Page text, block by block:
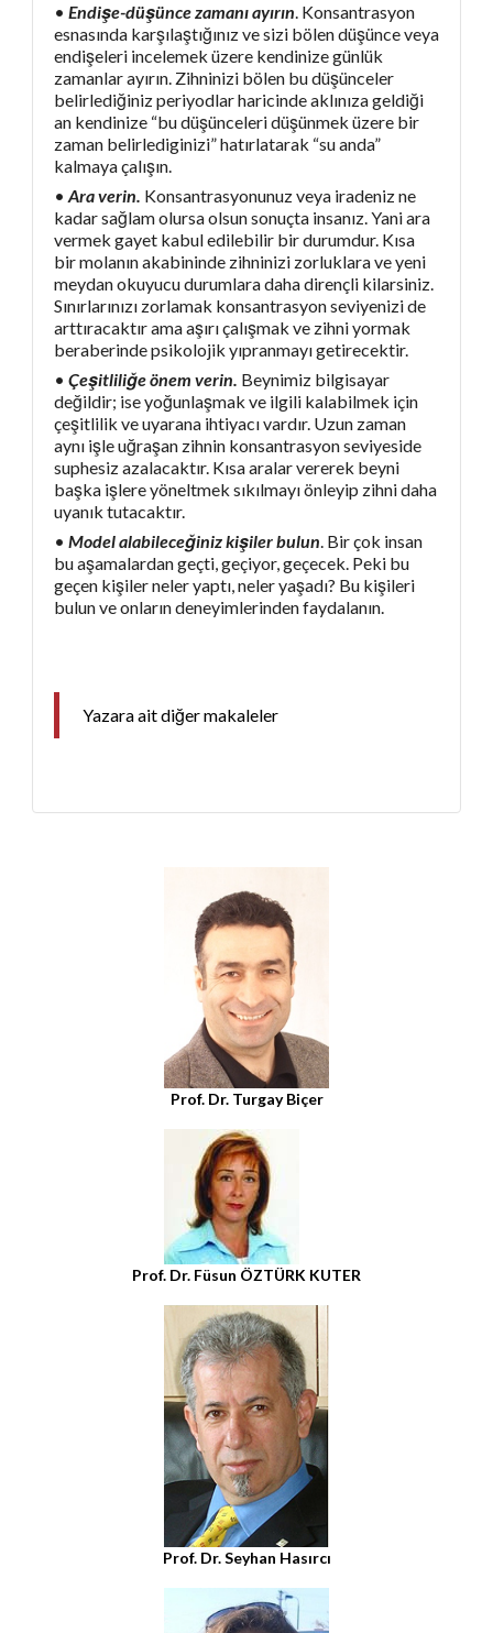
• Endişe-düşünce zamanı ayırın. Konsantrasyon
esnasında karşılaştığınız ve sizi bölen düşünce veya
endişeleri incelemek üzere kendinize günlük
zamanlar ayırın. Zihninizi bölen bu düşünceler
belirlediğiniz periyodlar haricinde aklınıza geldiği
an kendinize “bu düşünceleri düşünmek üzere bir
zaman belirlediginizi” hatırlatarak “su anda”
kalmaya çalışın.
• Ara verin. Konsantrasyonunuz veya iradeniz ne
kadar sağlam olursa olsun sonuçta insanız. Yani ara
vermek gayet kabul edilebilir bir durumdur. Kısa
bir molanın akabininde zihninizi zorluklara ve yeni
meydan okuyucu durumlara daha dirençli kilarsiniz.
Sınırlarınızı zorlamak konsantrasyon seviyenizi de
arttıracaktır ama aşırı çalışmak ve zihni yormak
beraberinde psikolojik yıpranmayı getirecektir.
• Çeşitliliğe önem verin. Beynimiz bilgisayar
değildir; ise yoğunlaşmak ve ilgili kalabilmek için
çeşitlilik ve uyarana ihtiyacı vardır. Uzun zaman
aynı işle uğraşan zihnin konsantrasyon seviyeside
suphesiz azalacaktır. Kısa aralar vererek beyni
başka işlere yöneltmek sıkılmayı önleyip zihni daha
uyanık tutacaktır.
• Model alabileceğiniz kişiler bulun. Bir çok insan
bu aşamalardan geçti, geçiyor, geçecek. Peki bu
geçen kişiler neler yaptı, neler yaşadı? Bu kişileri
bulun ve onların deneyimlerinden faydalanın.
Yazara ait diğer makaleler
Prof. Dr. Turgay Biçer
Prof. Dr. Füsun ÖZTÜRK KUTER
Prof. Dr. Seyhan Hasırcı